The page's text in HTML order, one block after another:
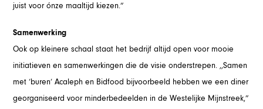
juist voor ónze maaltijd kiezen.”
Samenwerking
Ook op kleinere schaal staat het bedrijf altijd open voor mooie
initiatieven en samenwerkingen die de visie onderstrepen. ,,Samen
met ‘buren’ Acaleph en Bidfood bijvoorbeeld hebben we een diner
georganiseerd voor minderbedeelden in de Westelijke Mijnstreek,”